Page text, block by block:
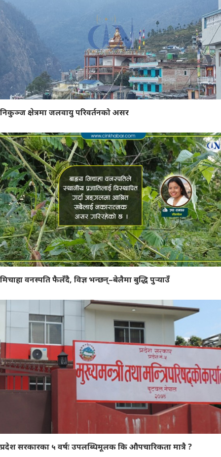
निकुञ्ज क्षेत्रमा जलवायु परिवर्तनको असर
मिचाहा वनस्पति फैलँदै, विज्ञ भन्छन्–बेलैमा बुद्धि पुर्‍याउँ
प्रदेश सरकारका ५ वर्षः उपलब्धिमूलक कि औपचारिकता मात्रै ?